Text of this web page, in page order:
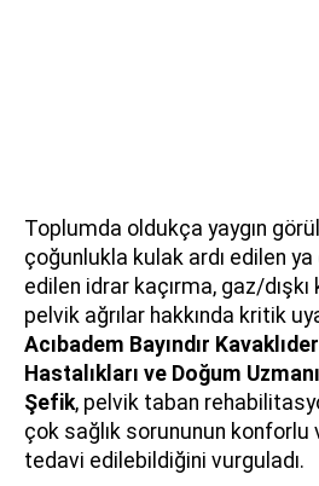
Toplumda oldukça yaygın
çoğunlukla kulak ardı edilen
edilen idrar kaçırma, gaz/
pelvik ağrılar hakkında kritik
Acıbadem Bayındır
Hastalıkları ve Doğum Uzmanı
Şefik, pelvik taban
çok sağlık sorununun konforlu
tedavi edilebildiğini vurguladı.